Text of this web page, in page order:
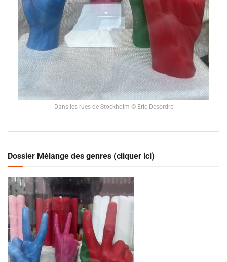
Dans les rues de Stockholm © Eric Desordre
Dossier Mélange des genres (cliquer ici)